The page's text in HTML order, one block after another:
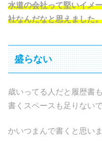
水道の会社って堅いイメ
社なんだなと思えました
盛らない
歳いってる人だと履歴書
書くスペースも足りないで
かいつまんで書くと思い